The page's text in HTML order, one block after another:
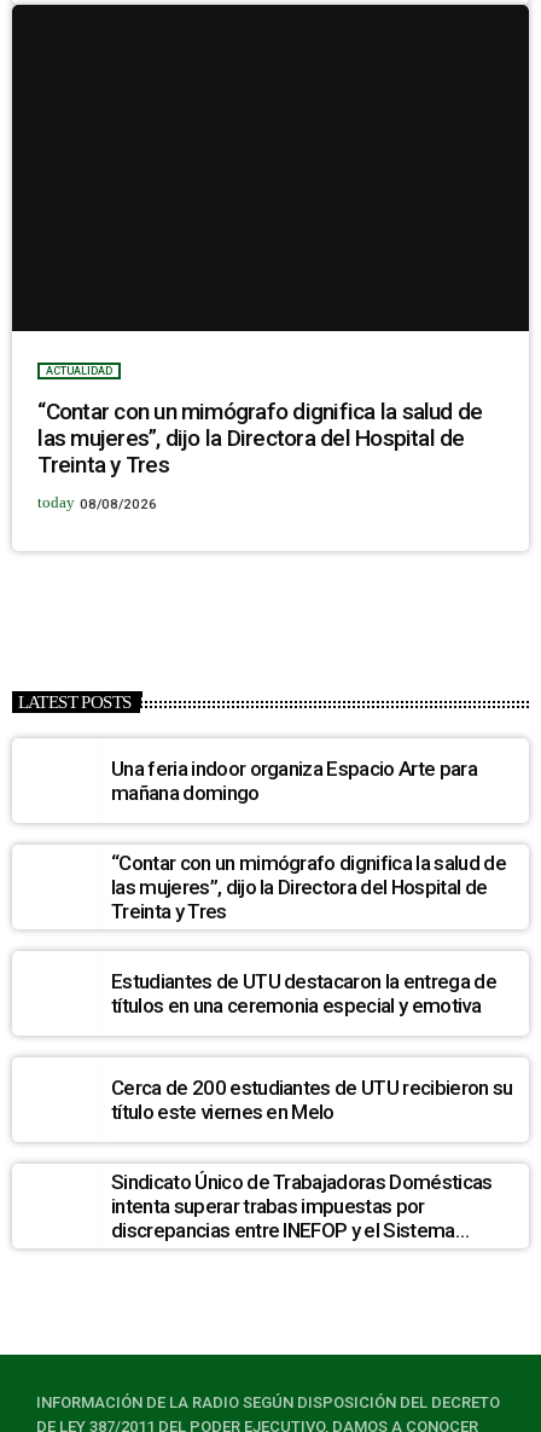
ACTUALIDAD
“Contar con un mimógrafo dignifica la salud de
las mujeres”, dijo la Directora del Hospital de
Treinta y Tres
today 08/08/2026
LATEST POSTS
Una feria indoor organiza Espacio Arte para
mañana domingo
“Contar con un mimógrafo dignifica la salud de
las mujeres”, dijo la Directora del Hospital de
Treinta y Tres
Estudiantes de UTU destacaron la entrega de
títulos en una ceremonia especial y emotiva
Cerca de 200 estudiantes de UTU recibieron su
título este viernes en Melo
Sindicato Único de Trabajadoras Domésticas
intenta superar trabas impuestas por
discrepancias entre INEFOP y el Sistema
Nacional de Cuidados
INFORMACIÓN DE LA RADIO SEGÚN DISPOSICIÓN DEL DECRETO
DE LEY 387/2011 DEL PODER EJECUTIVO, DAMOS A CONOCER